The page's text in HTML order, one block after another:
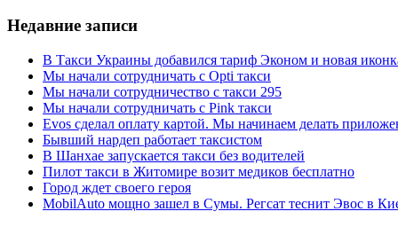
Недавние записи
В Такси Украины добавился тариф Эконом и новая
Мы начали сотрудничать с Opti такси
Мы начали сотрудничество с такси 295
Мы начали сотрудничать с Pink такси
Evos сделал оплату картой. Мы начинаем делать
Бывший нардеп работает таксистом
В Шанхае запускается такси без водителей
Пилот такси в Житомире возит медиков бесплатно
Город ждет своего героя
MobilAuto мощно зашел в Сумы. Регсат теснит Эвос в